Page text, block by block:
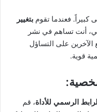
فعندما تقوم بتغيير
أنت تساهم في نشر
على التساؤل
قوية.
الرسمي للأداة، قم